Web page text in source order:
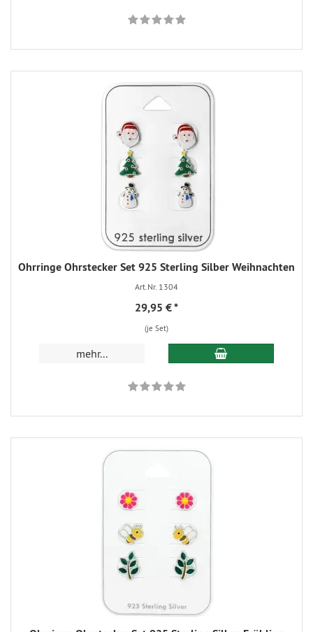
Ohrringe Ohrstecker Set 925 Sterling Silber Weihnachten
Art.Nr. 1304
29,95 €*
(je Set)
mehr...